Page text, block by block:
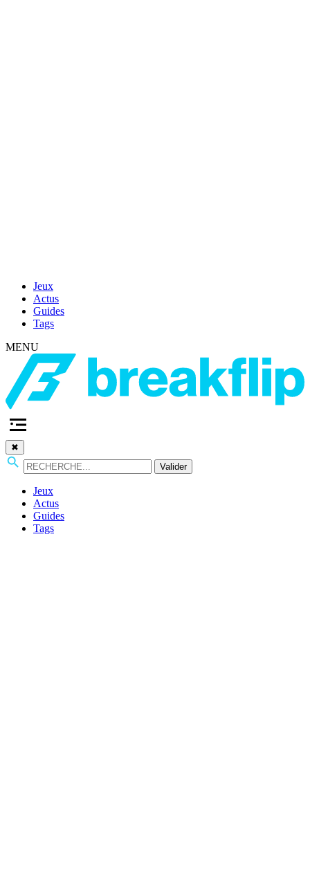
Jeux
Actus
Guides
Tags
MENU
✖
Valider
Jeux
Actus
Guides
Tags